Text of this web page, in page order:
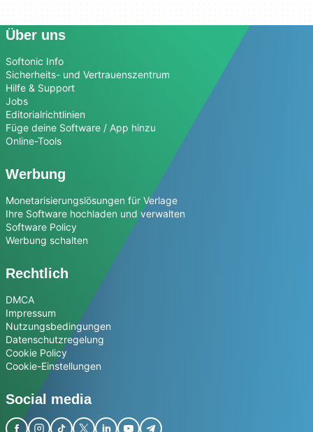
Über uns
Softonic Info
Sicherheits- und Vertrauenszentrum
Hilfe & Support
Jobs
Editorialrichtlinien
Füge deine Software / App hinzu
Online-Tools
Werbung
Monetarisierungslösungen für Verlage
Ihre Software hochladen und verwalten
Software Policy
Werbung schalten
Rechtlich
DMCA
Impressum
Nutzungsbedingungen
Datenschutzregelung
Cookie Policy
Cookie-Einstellungen
Social media